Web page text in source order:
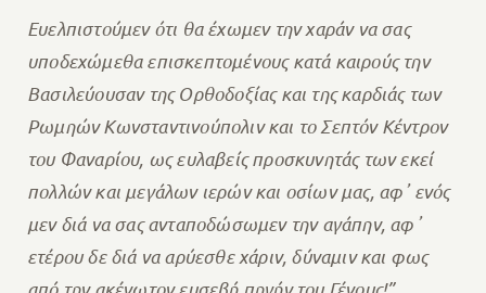
Ευελπιστούμεν ότι θα έχωμεν την χαράν να σας
υποδεχώμεθα επισκεπτομένους κατά καιρούς την
Βασιλεύουσαν της Ορθοδοξίας και της καρδιάς των
Ρωμηών Κωνσταντινούπολιν και το Σεπτόν Κέντρον
του Φαναρίου, ως ευλαβείς προσκυνητάς των εκεί
πολλών και μεγάλων ιερών και οσίων μας, αφ᾽ ενός
μεν διά να σας ανταποδώσωμεν την αγάπην, αφ᾽
ετέρου δε διά να αρύεσθε χάριν, δύναμιν και φως